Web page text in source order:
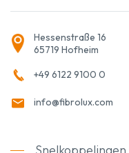
Hessenstraße 16
65719 Hofheim
+49 6122 9100 0
info@fibrolux.com
Snelkoppelingen